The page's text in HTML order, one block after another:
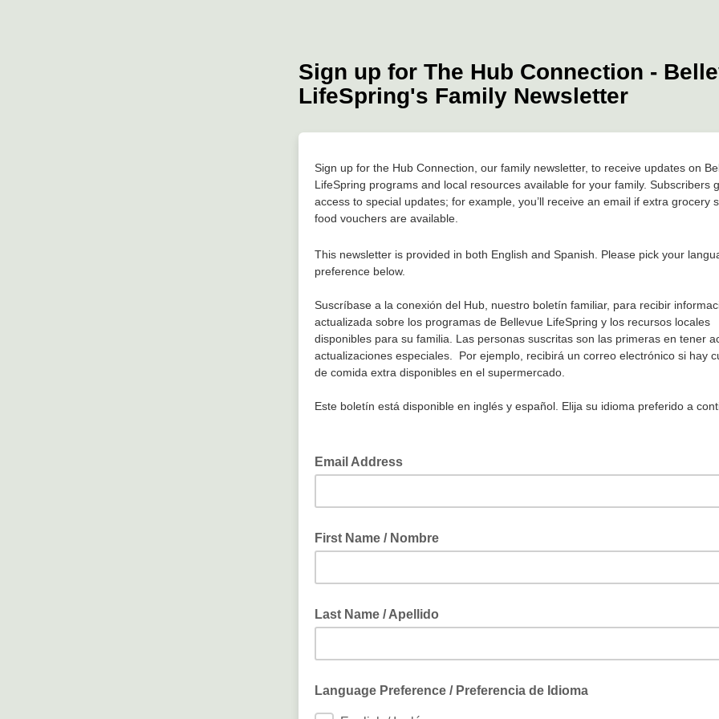
Sign up for The Hub Connection -
LifeSpring's Family Newsletter
Sign up for the Hub Connection, our family newsletter, to receive updates on
LifeSpring programs and local resources available for your family. Subscribers
access to special updates; for example, you’ll receive an email if extra grocery
food vouchers are available.
This newsletter is provided in both English and Spanish. Please pick your
preference below.
Suscríbase a la conexión del Hub, nuestro boletín familiar, para recibir
actualizada sobre los programas de Bellevue LifeSpring y los recursos locales
disponibles para su familia. Las personas suscritas son las primeras en tener
actualizaciones especiales. Por ejemplo, recibirá un correo electrónico si hay
de comida extra disponibles en el supermercado.
Este boletín está disponible en inglés y español. Elija su idioma preferido a
Email Address
First Name / Nombre
Last Name / Apellido
Language Preference / Preferencia de Idioma